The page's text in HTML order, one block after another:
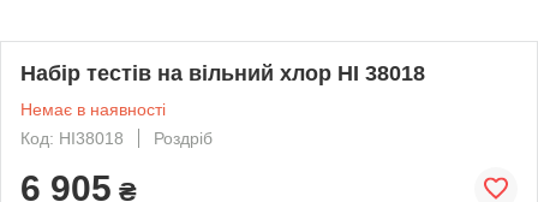
Набір тестів на вільний хлор HI 38018
Немає в наявності
Код: HI38018
Роздріб
6 905 ₴